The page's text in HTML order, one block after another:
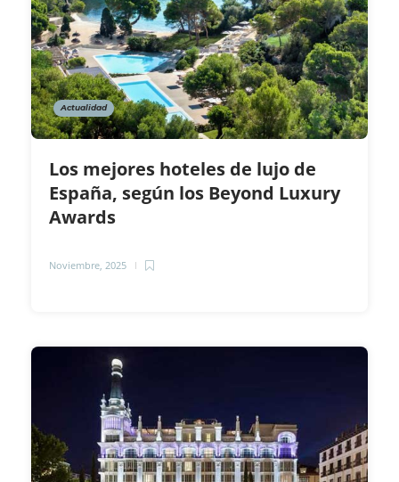
Actualidad
Los mejores hoteles de lujo de
España, según los Beyond Luxury
Awards
Noviembre, 2025